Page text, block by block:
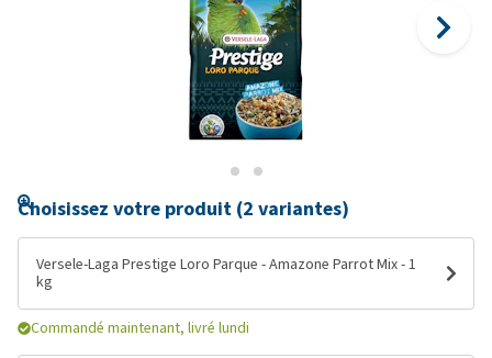
Choisissez votre produit (2 variantes)
Versele-Laga Prestige Loro Parque - Amazone Parrot Mix - 1
kg
Commandé maintenant, livré lundi